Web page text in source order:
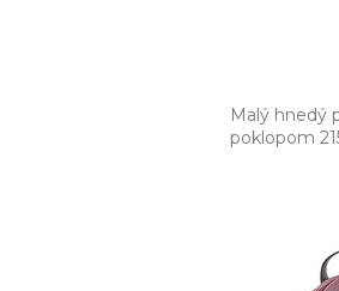
Malý hnedý
poklopom